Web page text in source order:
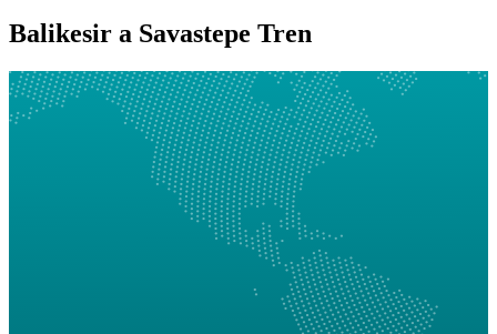
Balikesir a Savastepe Tren